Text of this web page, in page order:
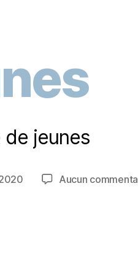
de jeunes
Aucun